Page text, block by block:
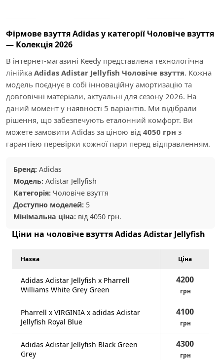
Фірмове взуття Adidas у категорії Чоловіче взуття
— Колекція 2026
В інтернет-магазині Keedy представлена технологічна
лінійка Adidas Adistar Jellyfish Чоловіче взуття. Кожна
модель поєднує в собі інноваційну амортизацію та
довговічні матеріали, актуальні для сезону 2026. На
даний момент у наявності 5 варіантів. Ми відібрали
рішення, що забезпечують еталонний комфорт. Ви
можете замовити Adidas за ціною від 4050 грн з
гарантією перевірки кожної пари перед відправленням.
Бренд: Adidas
Модель: Adistar Jellyfish
Категорія: Чоловіче взуття
Доступно моделей: 5
Мінімальна ціна: від 4050 грн.
Ціни на чоловіче взуття Adidas Adistar Jellyfish
Назва Ціна
Adidas Adistar Jellyfish x Pharrell
Williams White Grey Green
4200
грн
Pharrell x VIRGINIA x adidas Adistar
Jellyfish Royal Blue
4100
грн
Adidas Adistar Jellyfish Black Green
Grey
4300
грн